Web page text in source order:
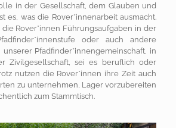
in der Gesellschaft, dem Glauben und
es, was die Rover*innenarbeit ausmacht.
Rover*innen Führungsaufgaben in der
oder auch andere
unserer Pfadfinder*innengemeinschaft, in
Zivilgesellschaft, sei es beruflich oder
nutzen die Rover*innen ihre Zeit auch
zu unternehmen, Lager vorzubereiten
zum Stammtisch.